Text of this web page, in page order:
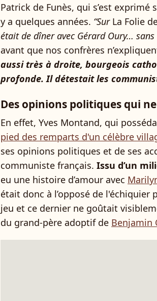
Patrick de Funès, qui s’est exprimé
y a quelques années. “Sur La Folie
était de dîner avec Gérard Oury… sans
avant que nos confrères
aussi très à droite, bourgeois
profonde. Il détestait les
Des opinions politiques qui
En effet, Yves Montand, qui
pied des remparts d'un célèbre
ses opinions politiques et de ses
communiste français. Issu d’un
eu une histoire d’amour avec
était donc à l’opposé de l'échiquier
jeu et ce dernier ne goûtait
du grand-père adoptif de Benjamin